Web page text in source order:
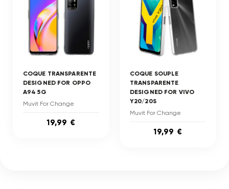
COQUE TRANSPARENTE
DESIGNED FOR OPPO
A94 5G
Muvit For Change
19,99 €
COQUE SOUPLE
TRANSPARENTE
DESIGNED FOR VIVO
Y20/20S
Muvit For Change
19,99 €